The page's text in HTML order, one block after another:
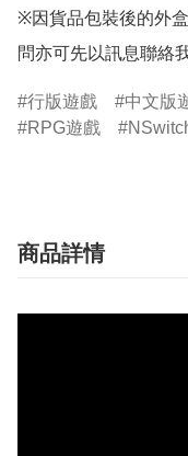
※因貨品包裝後的外
問亦可先以訊息聯絡
行版遊戲 中文版
RPG遊戲
商品詳情